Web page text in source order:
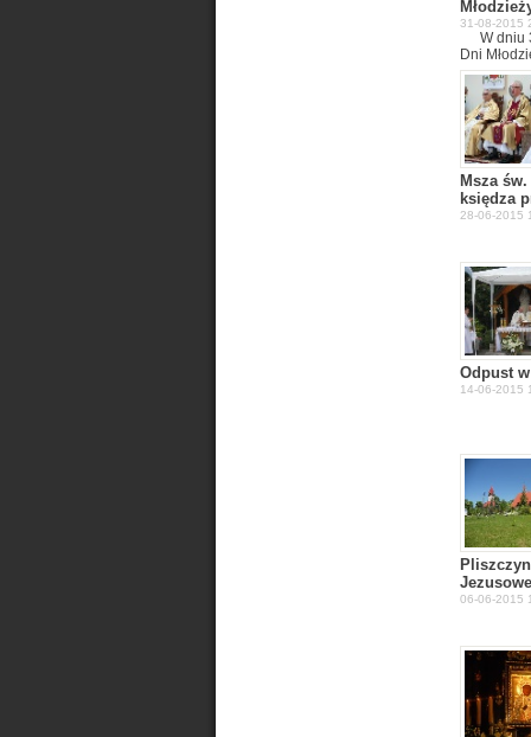
31-08-2015
W dniu
Dni
Msza
księdza
28-06-2015
Odpust
14-06-2015
06-06-2015